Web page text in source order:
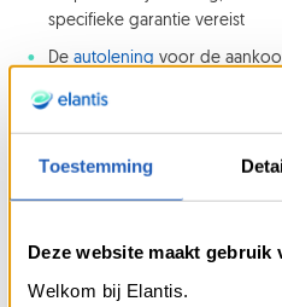
Toestemming
Deze website maakt gebruik
Welkom bij Elantis.
specifieke garantie vereist
De autolening voor de
Elke formule heeft voordelen
U laten